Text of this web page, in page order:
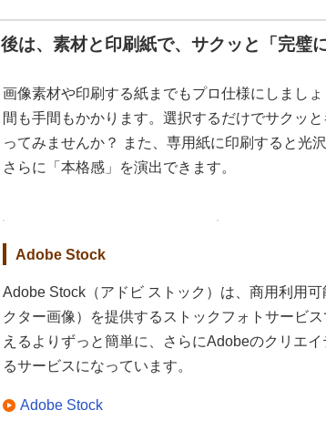
後は、素材と印刷紙で、サクッと「完璧
画像素材や印刷する紙までもプロ仕様にしまし
間も手間もかかります。選択するだけでサクッ
ってみませんか？ また、専用紙に印刷すると光
さらに「本格感」を演出できます。
Adobe Stock
Adobe Stock（アドビ ストック）は、商用利用
クター画像）を提供するストックフォトサービ
えるよりずっと簡単に、さらにAdobeのクリエ
るサービスになっています。
Adobe Stock